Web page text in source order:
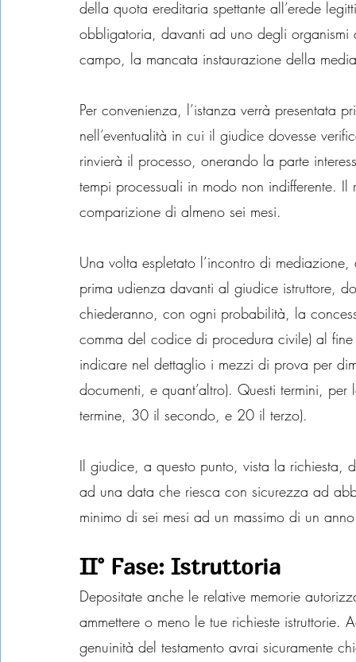
della quota ereditaria spettante all’erede
obbligatoria, davanti ad uno degli
campo, la mancata instaurazione della
Per convenienza, l’istanza verrà presentata
nell’eventualità in cui il giudice dovesse
rinvierà il processo, onerando la parte
tempi processuali in modo non indifferente.
comparizione di almeno sei mesi.
Una volta espletato l’incontro di
prima udienza davanti al giudice istruttore,
chiederanno, con ogni probabilità, la
comma del codice di procedura civile) al
indicare nel dettaglio i mezzi di prova per
documenti, e quant’altro). Questi termini,
termine, 30 il secondo, e 20 il terzo).
Il giudice, a questo punto, vista la richiesta,
ad una data che riesca con sicurezza ad
minimo di sei mesi ad un massimo di un
II° Fase: Istruttoria
Depositate anche le relative memorie
ammettere o meno le tue richieste
genuinità del testamento avrai sicuramente